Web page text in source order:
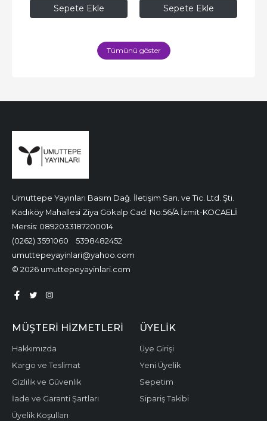
Sepete Ekle Sepete Ekle
Tümünü göster
Umuttepe Yayınları Basım Dağ. İletişim San. ve Tic. Ltd. Şti.
Kadıköy Mahallesi Ziya Gökalp Cad. No:56/A İzmit-KOCAELİ
Mersis: 0892033187200014
(0262) 3591060
5398482452
umuttepeyayinlari@yahoo.com
© 2026 umuttepeyayinlari.com
MÜŞTERI HIZMETLERI
Hakkımızda
Kargo ve Teslimat
Gizlilik ve Güvenlik
İade ve Garanti Şartları
Üyelik Koşulları
ÜYELIK
Üye Girişi
Yeni Üyelik
Sepetim
Sipariş Takibi